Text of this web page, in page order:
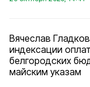
Вячеслав
индексации
белгородских
майским указам